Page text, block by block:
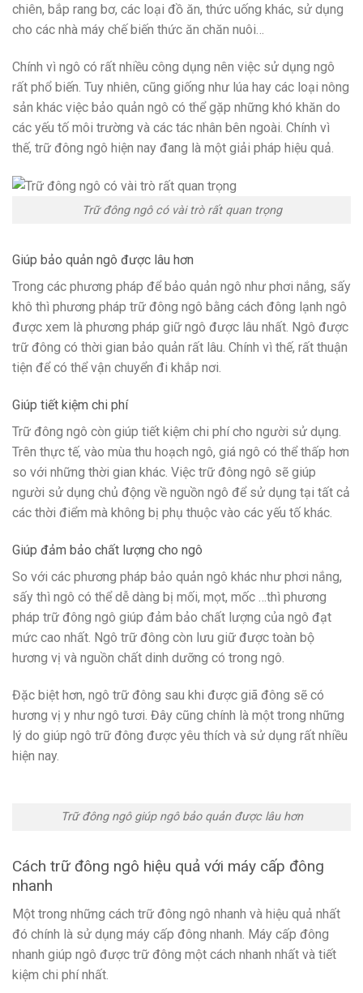
chiên, bắp rang bơ, các loại đồ ăn, thức uống khác, sử dụng
cho các nhà máy chế biến thức ăn chăn nuôi…
Chính vì ngô có rất nhiều công dụng nên việc sử dụng ngô
rất phổ biến. Tuy nhiên, cũng giống như lúa hay các loại nông
sản khác việc bảo quản ngô có thể gặp những khó khăn do
các yếu tố môi trường và các tác nhân bên ngoài. Chính vì
thế, trữ đông ngô hiện nay đang là một giải pháp hiệu quả.
Trữ đông ngô có vài trò rất quan trọng
Giúp bảo quản ngô được lâu hơn
Trong các phương pháp để bảo quản ngô như phơi nắng, sấy
khô thì phương pháp trữ đông ngô bằng cách đông lạnh ngô
được xem là phương pháp giữ ngô được lâu nhất. Ngô được
trữ đông có thời gian bảo quản rất lâu. Chính vì thế, rất thuận
tiện để có thể vận chuyển đi khắp nơi.
Giúp tiết kiệm chi phí
Trữ đông ngô còn giúp tiết kiệm chi phí cho người sử dụng.
Trên thực tế, vào mùa thu hoạch ngô, giá ngô có thể thấp hơn
so với những thời gian khác. Việc trữ đông ngô sẽ giúp
người sử dụng chủ động về nguồn ngô để sử dụng tại tất cả
các thời điểm mà không bị phụ thuộc vào các yếu tố khác.
Giúp đảm bảo chất lượng cho ngô
So với các phương pháp bảo quản ngô khác như phơi nắng,
sấy thì ngô có thể dễ dàng bị mối, mọt, mốc …thì phương
pháp trữ đông ngô giúp đảm bảo chất lượng của ngô đạt
mức cao nhất. Ngô trữ đông còn lưu giữ được toàn bộ
hương vị và nguồn chất dinh dưỡng có trong ngô.
Đặc biệt hơn, ngô trữ đông sau khi được giã đông sẽ có
hương vị y như ngô tươi. Đây cũng chính là một trong những
lý do giúp ngô trữ đông được yêu thích và sử dụng rất nhiều
hiện nay.
Trữ đông ngô giúp ngô bảo quản được lâu hơn
Cách trữ đông ngô hiệu quả với máy cấp đông
nhanh
Một trong những cách trữ đông ngô nhanh và hiệu quả nhất
đó chính là sử dụng máy cấp đông nhanh. Máy cấp đông
nhanh giúp ngô được trữ đông một cách nhanh nhất và tiết
kiệm chi phí nhất.